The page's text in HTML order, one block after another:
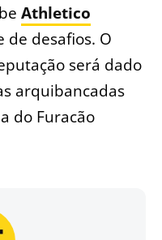
Athletico
de desafios. O
será dado
arquibancadas
do Furacão